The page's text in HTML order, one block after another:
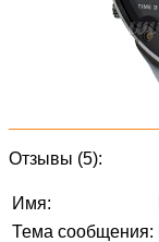
Отзывы (5):
Имя:
Тема сообщения: